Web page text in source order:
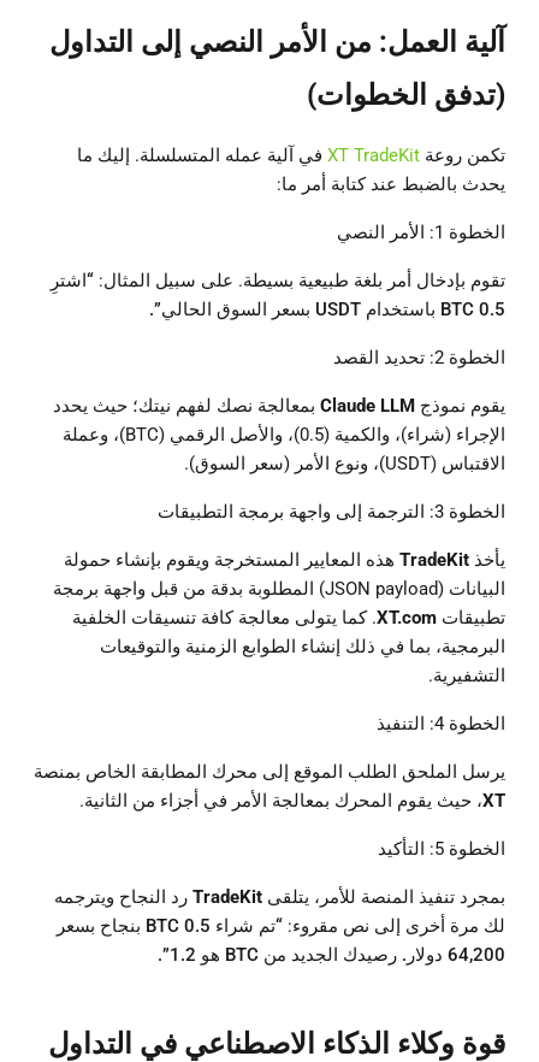
آلية العمل: من الأمر النصي إلى التداول
(تدفق الخطوات)
تكمن روعة
في آلية عمله المتسلسلة. إليك ما
يحدث بالضبط عند كتابة أمر ما:
الخطوة 1: الأمر النصي
تقوم بإدخال أمر بلغة طبيعية بسيطة. على سبيل المثال: “اشترِ
0.5 BTC باستخدام USDT بسعر السوق الحالي”.
الخطوة 2: تحديد القصد
يقوم نموذج Claude LLM بمعالجة نصك لفهم نيتك؛ حيث يحدد
الإجراء (شراء)، والكمية (0.5)، والأصل الرقمي (BTC)، وعملة
الاقتباس (USDT)، ونوع الأمر (سعر السوق).
الخطوة 3: الترجمة إلى واجهة برمجة التطبيقات
يأخذ TradeKit هذه المعايير المستخرجة ويقوم بإنشاء حمولة
البيانات (JSON payload) المطلوبة بدقة من قبل واجهة برمجة
تطبيقات XT.com. كما يتولى معالجة كافة تنسيقات الخلفية
البرمجية، بما في ذلك إنشاء الطوابع الزمنية والتوقيعات
التشفيرية.
الخطوة 4: التنفيذ
يرسل الملحق الطلب الموقع إلى محرك المطابقة الخاص بمنصة
XT، حيث يقوم المحرك بمعالجة الأمر في أجزاء من الثانية.
الخطوة 5: التأكيد
بمجرد تنفيذ المنصة للأمر، يتلقى TradeKit رد النجاح ويترجمه
لك مرة أخرى إلى نص مقروء:
“تم شراء 0.5 BTC بنجاح بسعر
64,200 دولار. رصيدك الجديد من BTC هو 1.2”.
قوة وكلاء الذكاء الاصطناعي في التداول